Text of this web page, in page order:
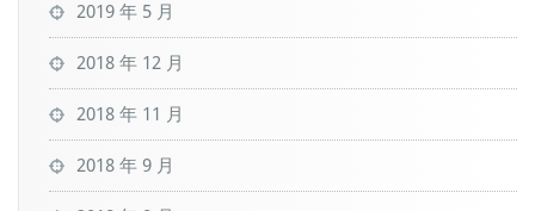
2019 年 5 月
2018 年 12 月
2018 年 11 月
2018 年 9 月